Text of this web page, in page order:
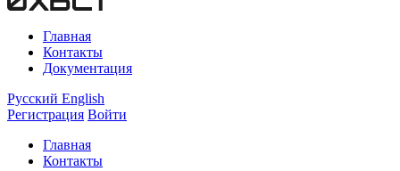
Главная
Контакты
Документация
Русский English
Регистрация Войти
Главная
Контакты